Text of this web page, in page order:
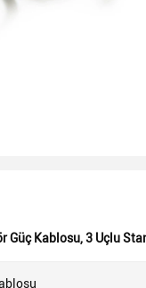
Güç Kablosu,3 Uçlu